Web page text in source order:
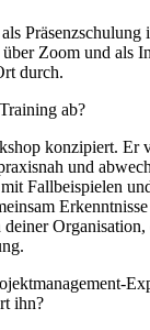
Zoom und als
durch.
ab?
konzipiert. Er
und
Fallbeispielen
ihn?